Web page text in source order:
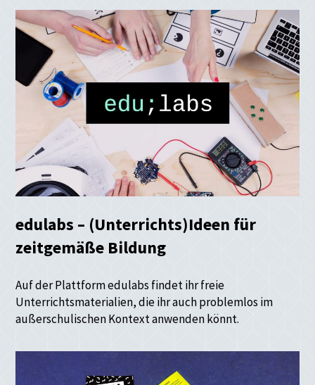
edulabs – (Unterrichts)Ideen für
zeitgemäße Bildung
Auf der Plattform edulabs findet ihr freie
Unterrichtsmaterialien, die ihr auch problemlos im
außerschulischen Kontext anwenden könnt.